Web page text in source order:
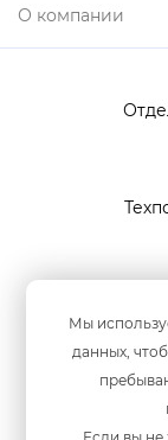
Мы
данных,
О компании